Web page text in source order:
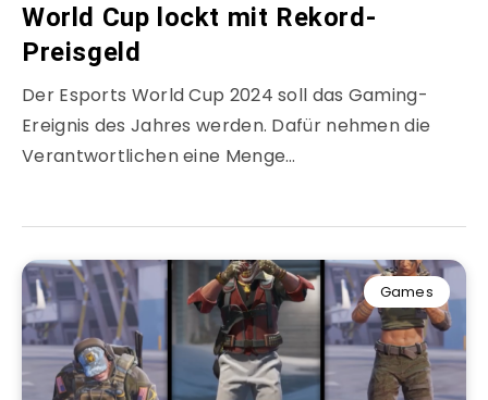
World Cup lockt mit Rekord-
Preisgeld
Der Esports World Cup 2024 soll das Gaming-
Ereignis des Jahres werden. Dafür nehmen die
Verantwortlichen eine Menge…
Games